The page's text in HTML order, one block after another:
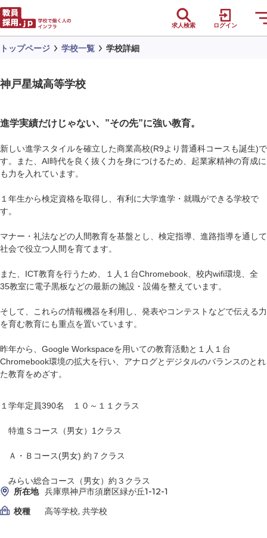
求人検索 ログイン
トップページ 学校一覧 学校詳細
神戸星城高等学校
進学実績だけじゃない、”その先”に強い教育。
新しい進学スタイルを確立した商業高校(R9より普通科コースも誕生)で
す。また、AI時代を良く抜く力を身につけるため、起業家精神の育成に
も力を入れています。
１年生から検定資格を取得し、有利に大学進学・就職ができる学校で
す。
マナー・礼法などの人間教育を基盤とし、検定指導、進路指導を通して
社会で役立つ人間を育てます。
また、ICT教育を行うため、１人１台Chromebook、校内wifi環境、全
35教室に電子黒板などの最新の施設・設備を整えています。
そして、これらの情報機器を利用し、発表やコンテストなどで伝える力
を育む教育にも重点を置いています。
昨年から、Google Workspaceを用いての教育活動と１人１台
Chromebook環境の拡大を行い、アナログとデジタルのバランスのとれ
た教育をめざす。
１学年定員390名 １０～１１クラス
特進Ｓコース（男女）1クラス
Ａ・Ｂコース(男女) 約７クラス
みらい総合コース（男女）約３クラス
所在地 兵庫県神戸市須磨区緑が丘1-12-1
校種
高等学校, 共学校